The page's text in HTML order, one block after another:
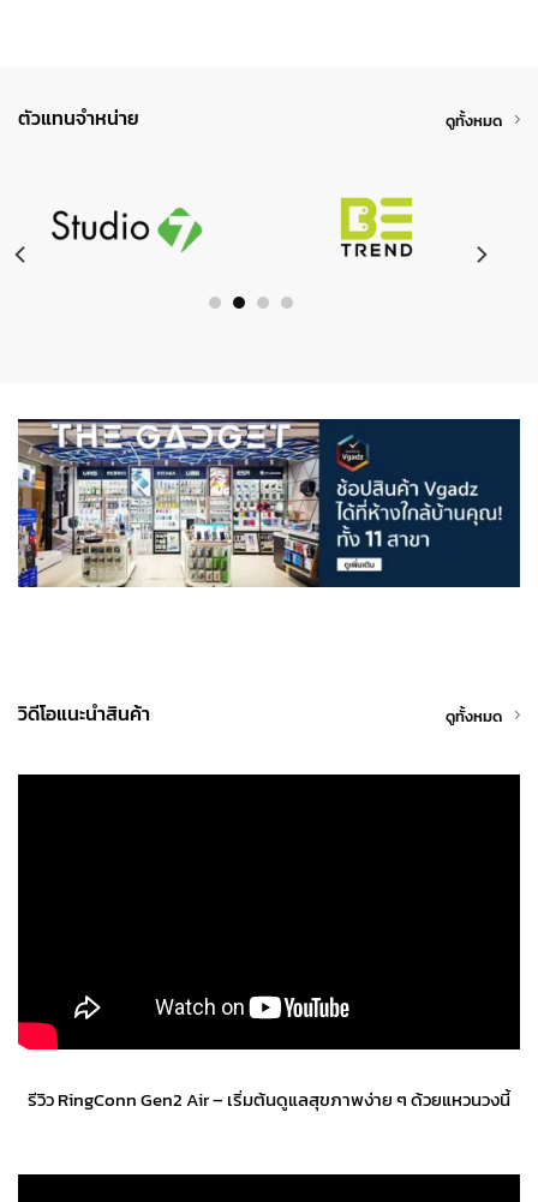
ตัวแทนจำหน่าย ดูทั้งหมด
วิดีโอแนะนำสินค้า ดูทั้งหมด
รีวิว RingConn Gen2 Air – เริ่มต้นดูแลสุขภาพง่าย ๆ ด้วยแหวนวงนี้